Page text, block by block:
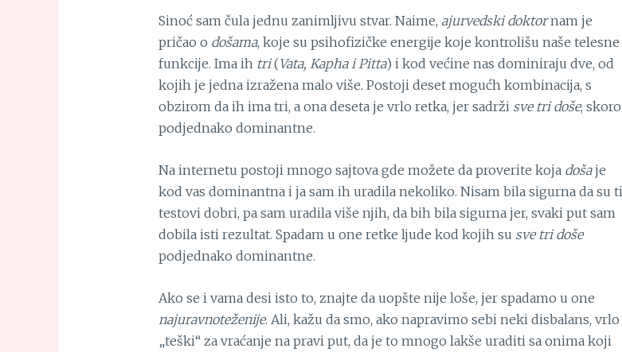
Sinoć sam čula jednu zanimljivu stvar. Naime, ajurvedski doktornam je
pričao o došama, koje su psihofizičke energije koje kontrolišu naše telesne
funkcije. Ima ih tri(Vata, Kapha i Pitta) i kod većine nas dominiraju dve, od
kojih je jedna izražena malo više. Postoji deset mogućh kombinacija, s
obzirom da ih ima tri, a ona deseta je vrlo retka, jer sadrži sve tri doše, skoro
podjednako dominantne.
Na internetu postoji mnogo sajtova gde možete da proverite koja došaje
kod vas dominantna i ja sam ih uradila nekoliko. Nisam bila sigurna da su ti
testovi dobri, pa sam uradila više njih, da bih bila sigurna jer, svaki put sam
dobila isti rezultat. Spadam u one retke ljude kod kojih su sve tri doše
podjednako dominantne.
Ako se i vama desi isto to, znajte da uopšte nije loše, jer spadamo u one
najuravnoteženije. Ali, kažu da smo, ako napravimo sebi neki disbalans, vrlo
„teški“ za vraćanje na pravi put, da je to mnogo lakše uraditi sa onima koji